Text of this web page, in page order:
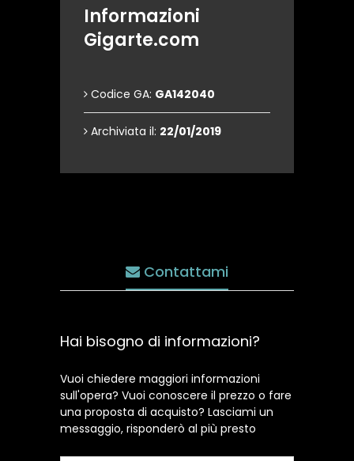
Informazioni
Gigarte.com
Codice GA: GA142040
Archiviata il: 22/01/2019
Contattami
Hai bisogno di informazioni?
Vuoi chiedere maggiori informazioni
sull'opera? Vuoi conoscere il prezzo o fare
una proposta di acquisto? Lasciami un
messaggio, risponderò al più presto